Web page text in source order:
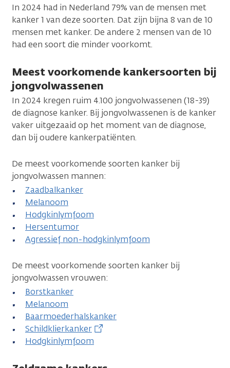
In 2024 had in Nederland 79% van de mensen met
kanker 1 van deze soorten. Dat zijn bijna 8 van de 10
mensen met kanker. De andere 2 mensen van de 10
had een soort die minder voorkomt.
Meest voorkomende kankersoorten bij
jongvolwassenen
In 2024 kregen ruim 4.100 jongvolwassenen (18-39)
de diagnose kanker. Bij jongvolwassenen is de kanker
vaker uitgezaaid op het moment van de diagnose,
dan bij oudere kankerpatiënten.
De meest voorkomende soorten kanker bij
jongvolwassen mannen:
Zaadbalkanker
Melanoom
Hodgkinlymfoom
Hersentumor
Agressief non-hodgkinlymfoom
De meest voorkomende soorten kanker bij
jongvolwassen vrouwen:
Borstkanker
Melanoom
Baarmoederhalskanker
Schildklierkanker
Hodgkinlymfoom